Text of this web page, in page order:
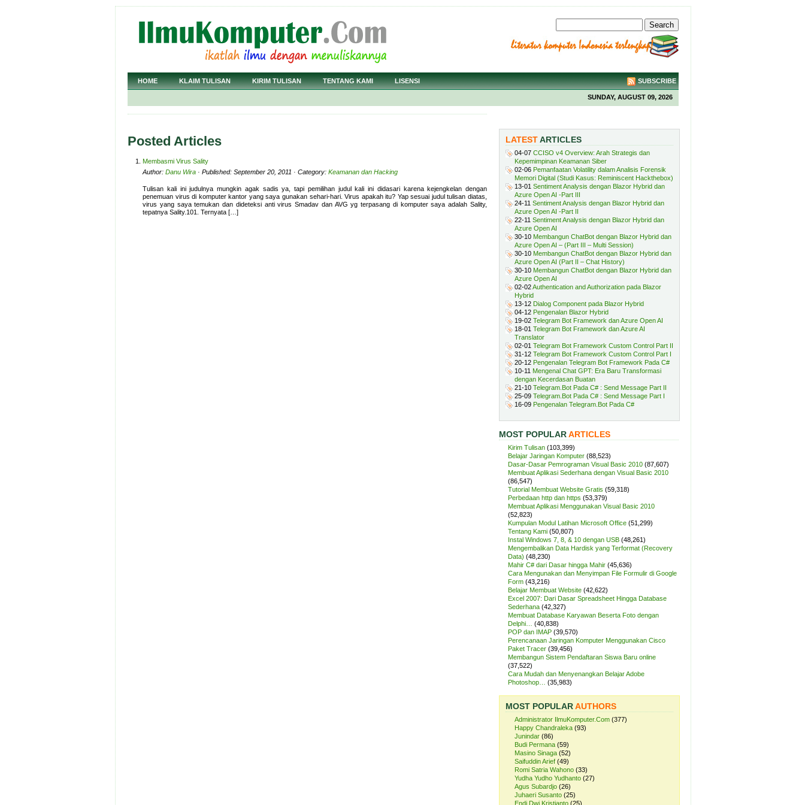
HOME KLAIM TULISAN KIRIM TULISAN TENTANG KAMI LISENSI SUBSCRIBE
SUNDAY, AUGUST 09, 2026
Posted Articles
Membasmi Virus Sality
Author: Danu Wira · Published: September 20, 2011 · Category: Keamanan dan Hacking
Tulisan kali ini judulnya mungkin agak sadis ya, tapi pemilihan judul kali ini didasari karena kejengkelan dengan
penemuan virus di komputer kantor yang saya gunakan sehari-hari. Virus apakah itu? Yap sesuai judul tulisan diatas,
virus yang saya temukan dan dideteksi anti virus Smadav dan AVG yg terpasang di komputer saya adalah Sality,
tepatnya Sality.101. Ternyata […]
LATESTARTICLES
04-07 CCISO v4 Overview: Arah Strategis dan
Kepemimpinan Keamanan Siber
02-06 Pemanfaatan Volatility dalam Analisis Forensik
Memori Digital (Studi Kasus: Reminiscent Hackthebox)
13-01 Sentiment Analysis dengan Blazor Hybrid dan
Azure Open AI -Part III
24-11 Sentiment Analysis dengan Blazor Hybrid dan
Azure Open AI -Part II
22-11 Sentiment Analysis dengan Blazor Hybrid dan
Azure Open AI
30-10 Membangun ChatBot dengan Blazor Hybrid dan
Azure Open AI – (Part III – Multi Session)
30-10 Membangun ChatBot dengan Blazor Hybrid dan
Azure Open AI (Part II – Chat History)
30-10 Membangun ChatBot dengan Blazor Hybrid dan
Azure Open AI
02-02Authentication and Authorization pada Blazor
Hybrid
13-12 Dialog Component pada Blazor Hybrid
04-12 Pengenalan Blazor Hybrid
19-02 Telegram Bot Framework dan Azure Open AI
18-01 Telegram Bot Framework dan Azure AI
Translator
02-01 Telegram Bot Framework Custom Control Part II
31-12 Telegram Bot Framework Custom Control Part I
20-12 Pengenalan Telegram Bot Framework Pada C#
10-11 Mengenal Chat GPT: Era Baru Transformasi
dengan Kecerdasan Buatan
21-10 Telegram.Bot Pada C# : Send Message Part II
25-09 Telegram.Bot Pada C# : Send Message Part I
16-09 Pengenalan Telegram.Bot Pada C#
MOST POPULARARTICLES
Kirim Tulisan (103,399)
Belajar Jaringan Komputer (88,523)
Dasar-Dasar Pemrograman Visual Basic 2010 (87,607)
Membuat Aplikasi Sederhana dengan Visual Basic 2010
(86,547)
Tutorial Membuat Website Gratis (59,318)
Perbedaan http dan https (53,379)
Membuat Aplikasi Menggunakan Visual Basic 2010
(52,823)
Kumpulan Modul Latihan Microsoft Office (51,299)
Tentang Kami (50,807)
Instal Windows 7, 8, & 10 dengan USB (48,261)
Mengembalikan Data Hardisk yang Terformat (Recovery
Data) (48,230)
Mahir C# dari Dasar hingga Mahir (45,636)
Cara Mengunakan dan Menyimpan File Formulir di Google
Form (43,216)
Belajar Membuat Website (42,622)
Excel 2007: Dari Dasar Spreadsheet Hingga Database
Sederhana (42,327)
Membuat Database Karyawan Beserta Foto dengan
Delphi…
(40,838)
POP dan IMAP (39,570)
Perencanaan Jaringan Komputer Menggunakan Cisco
Paket Tracer (39,456)
Membangun Sistem Pendaftaran Siswa Baru online
(37,522)
Cara Mudah dan Menyenangkan Belajar Adobe
Photoshop…
(35,983)
MOST POPULARAUTHORS
Administrator IlmuKomputer.Com (377)
Happy Chandraleka (93)
Junindar (86)
Budi Permana (59)
Masino Sinaga (52)
Saifuddin Arief (49)
Romi Satria Wahono (33)
Yudha Yudho Yudhanto (27)
Agus Subardjo (26)
Juhaeri Susanto (25)
Endi Dwi Kristianto (25)